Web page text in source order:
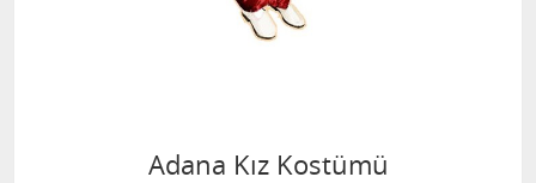
Adana Kız Kostümü